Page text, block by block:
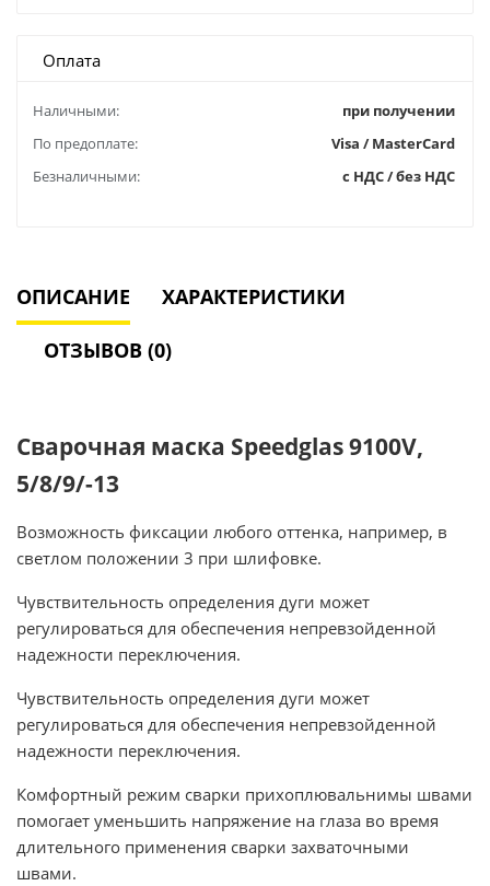
Оплата
Наличными:
при получении
По предоплате:
Visa / MasterCard
Безналичными:
с НДС / без НДС
ОПИСАНИЕ ХАРАКТЕРИСТИКИ
ОТЗЫВОВ (0)
Сварочная маска Speedglas 9100V,
5/8/9/-13
Возможность фиксации любого оттенка, например, в
светлом положении 3 при шлифовке.
Чувствительность определения дуги может
регулироваться для обеспечения непревзойденной
надежности переключения.
Чувствительность определения дуги может
регулироваться для обеспечения непревзойденной
надежности переключения.
Комфортный режим сварки прихоплювальнимы швами
помогает уменьшить напряжение на глаза во время
длительного применения сварки захваточными
швами.